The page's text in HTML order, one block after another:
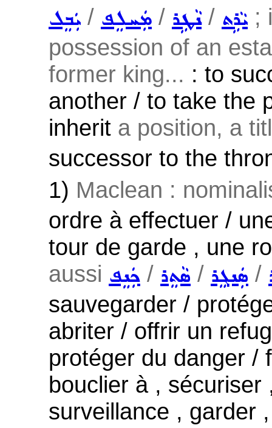
ܝܲܒܸܠ / ܡܲܚܠܸܦ / ܢܵܛܹܪ/ ܝܵܪܹܬ ;
possession of an
former king... : to
another / to take the
inherit a position, a
successor to the
1) Maclean :
ordre à effectuer /
tour de garde , une
aussi ܟܲܢܸܦ / ܣܵܬܸܪ / ܣܲܢܓܸܪ /
sauvegarder /
abriter / offrir un
protéger du danger /
bouclier à ,
surveillance , garder